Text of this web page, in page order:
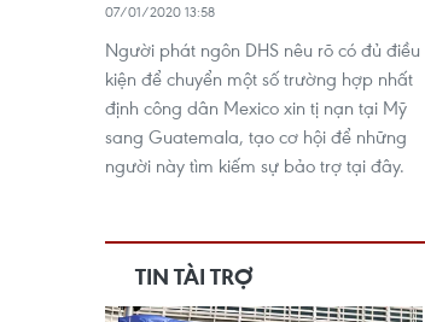
07/01/2020 13:58
Người phát ngôn DHS nêu rõ có đủ điều
kiện để chuyển một số trường hợp nhất
định công dân Mexico xin tị nạn tại Mỹ
sang Guatemala, tạo cơ hội để những
người này tìm kiếm sự bảo trợ tại đây.